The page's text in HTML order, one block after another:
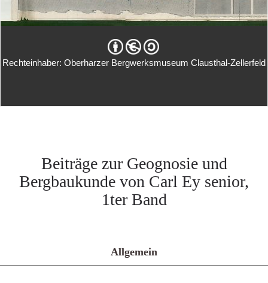
Rechteinhaber: Oberharzer Bergwerksmuseum Clausthal-Zellerfeld
Beiträge zur Geognosie und
Bergbaukunde von Carl Ey senior,
1ter Band
Allgemein